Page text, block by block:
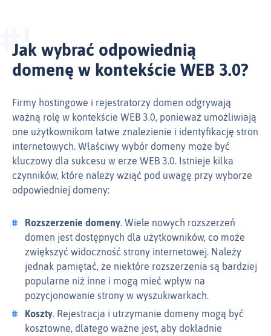
Jak wybrać odpowiednią
domenę w kontekście WEB 3.0?
Firmy hostingowe i rejestratorzy domen odgrywają
ważną rolę w kontekście WEB 3.0, ponieważ umożliwiają
one użytkownikom łatwe znalezienie i identyfikację stron
internetowych. Właściwy wybór domeny może być
kluczowy dla sukcesu w erze WEB 3.0. Istnieje kilka
czynników, które należy wziąć pod uwagę przy wyborze
odpowiedniej domeny:
Rozszerzenie domeny. Wiele nowych rozszerzeń
domen jest dostępnych dla użytkowników, co może
zwiększyć widoczność strony internetowej. Należy
jednak pamiętać, że niektóre rozszerzenia są bardziej
popularne niż inne i mogą mieć wpływ na
pozycjonowanie strony w wyszukiwarkach.
Koszty. Rejestracja i utrzymanie domeny mogą być
kosztowne, dlatego ważne jest, aby dokładnie